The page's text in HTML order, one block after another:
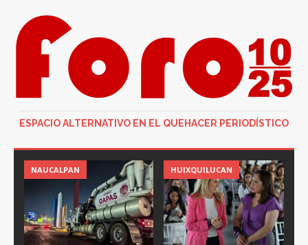
ESPACIO ALTERNATIVO EN EL QUEHACER PERIODÍSTICO
NAUCALPAN HUIXQUILUCAN